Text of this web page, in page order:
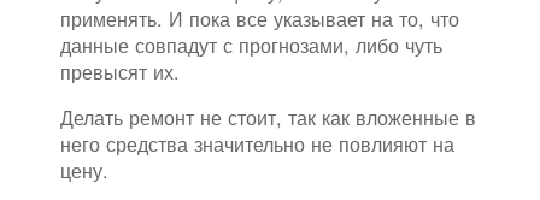
применять. И пока все указывает на то, что
данные совпадут с прогнозами, либо чуть
превысят их.
Делать ремонт не стоит, так как вложенные в
него средства значительно не повлияют на
цену.